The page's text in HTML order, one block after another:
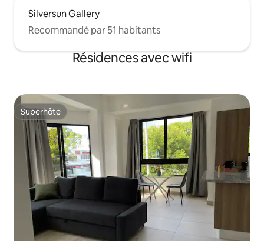
Silversun Gallery
Recommandé par 51 habitants
Résidences avec wifi
Superhôte
Superhôte